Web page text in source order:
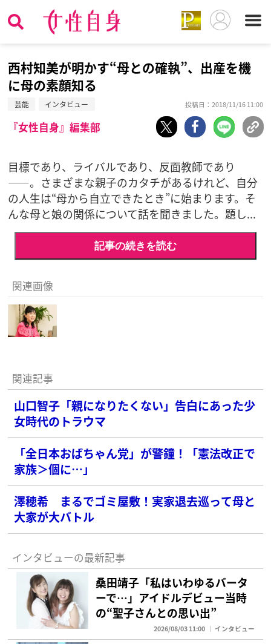
西村知美が明かす“母との確執”、出産を機
に母の素顔知る
芸能 インタビュー 投稿日：2018/11/16 11:00
『女性自身』編集部
目標であり、ライバルであり、反面教師であり
――。さまざまな親子のカタチがあるけれど、自分
の人生は“母から自立できたとき”に始まります。そ
んな母と娘の関係について話を聞きました。題し...
記事の続きを読む
関連画像
関連記事
山口智子「親になりたくない」告白にあった少
女時代のトラウマ
「全日本おばちゃん党」が警鐘！「憲法改正で
家族＞個に…」
澤穂希 まるでゴミ屋敷！実家退去巡って母と
大家が大バトル
インタビューの最新記事
桑田靖子「私はいわゆるバータ
ーで…」アイドルデビュー当時
の“聖子さんとの思い出”
2026/08/03 11:00 インタビュー